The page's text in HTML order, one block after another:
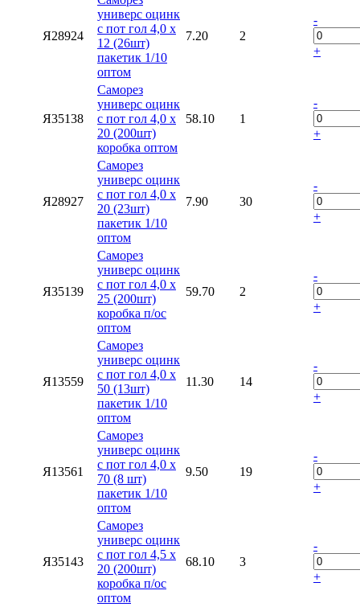
Я28924
универс оцинк
с пот гол 4,0 х
12 (26шт)
пакетик 1/10
оптом
7.20 2
-
+
Я35138
Саморез
универс оцинк
с пот гол 4,0 х
20 (200шт)
коробка оптом
58.10 1
-
+
Я28927
Саморез
универс оцинк
с пот гол 4,0 х
20 (23шт)
пакетик 1/10
оптом
7.90 30
-
+
Я35139
Саморез
универс оцинк
с пот гол 4,0 х
25 (200шт)
коробка п/ос
оптом
59.70 2
-
+
Я13559
Саморез
универс оцинк
с пот гол 4,0 х
50 (13шт)
пакетик 1/10
оптом
11.30 14
-
+
Я13561
Саморез
универс оцинк
с пот гол 4,0 х
70 (8 шт)
пакетик 1/10
оптом
9.50 19
-
+
Я35143
Саморез
универс оцинк
с пот гол 4,5 х
20 (200шт)
коробка п/ос
оптом
68.10 3
-
+